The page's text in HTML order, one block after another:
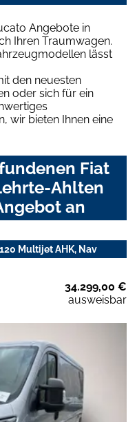
Angebote in
Ihren Traumwagen.
lässt
den neuesten
oder sich für ein
wir bieten Ihnen eine
Fiat
Ahlten
an
Multijet AHK, Nav
34.299,00 €
ausweisbar